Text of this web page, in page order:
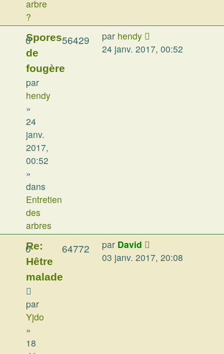
arbre
?
Spores
de
fougère
par
hendy
»
24
janv.
2017,
00:52
»
dans
Entretien
des
arbres
0 56429 par hendy
24 janv. 2017, 00:52
Re:
Hêtre
malade
par
Yjdo
»
18
0 64772 par David
03 janv. 2017, 20:08